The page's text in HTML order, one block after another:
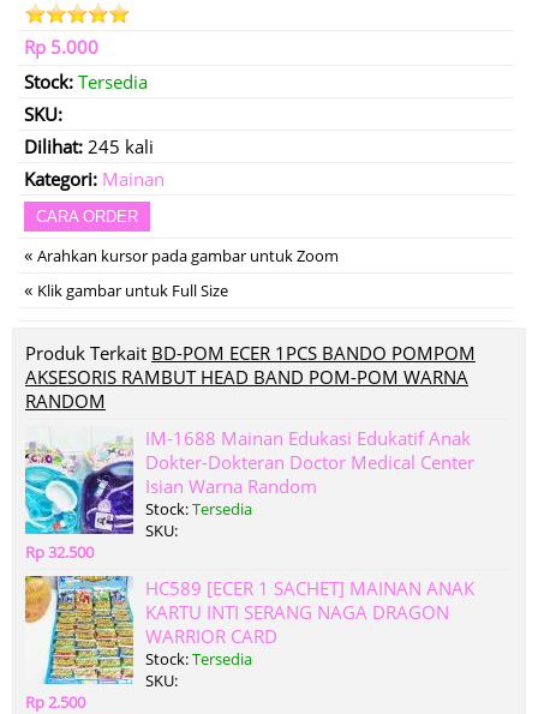
Rp 5.000
Stock: Tersedia
SKU:
Dilihat: 245 kali
Kategori: Mainan
CARA ORDER
« Arahkan kursor pada gambar untuk Zoom
« Klik gambar untuk Full Size
Produk Terkait BD-POM ECER 1PCS BANDO POMPOM
AKSESORIS RAMBUT HEAD BAND POM-POM WARNA
RANDOM
IM-1688 Mainan Edukasi Edukatif Anak
Dokter-Dokteran Doctor Medical Center
Isian Warna Random
Stock:Tersedia
SKU:
Rp 32.500
HC589 [ECER 1 SACHET] MAINAN ANAK
KARTU INTI SERANG NAGA DRAGON
WARRIOR CARD
Stock:Tersedia
SKU:
Rp 2.500